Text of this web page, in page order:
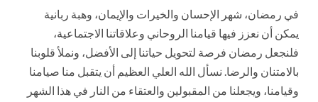
في رمضان، شهر الإحسان والخيرات والإيمان، وهبة ربانية
يمكن أن نعزز فيها قيامنا الروحاني وعلاقاتنا الاجتماعية،
فلنجعل رمضان فرصة لتحويل حياتنا إلى الأفضل، ونملأ قلوبنا
بالامتنان والرضا. نسأل الله العلي العظيم أن يتقبل منا صيامنا
وقيامنا، ويجعلنا من المقبولين والعتقاء من النار في هذا الشهر